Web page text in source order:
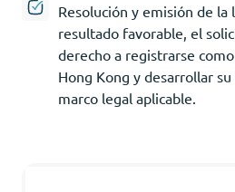
Resolución y emisión de la
resultado favorable, el
derecho a registrarse
Hong Kong y desarrollar
marco legal aplicable.